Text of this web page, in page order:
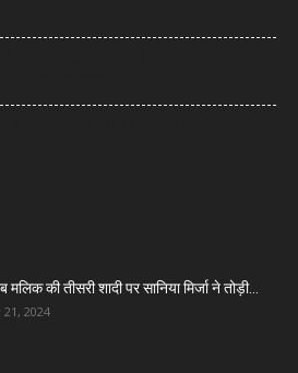
मलिक की तीसरी शादी पर सानिया मिर्जा ने तोड़ी...
21, 2024